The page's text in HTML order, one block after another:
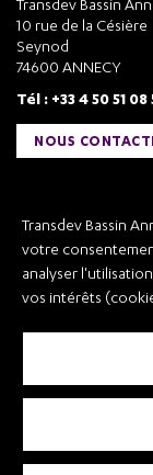
Transdev Bassin
votre
analyser
vos intérêts
Transdev Bassin
10 rue de la Césière
Seynod
74600 ANNECY
Tél : +33 4 50 51 08
NOUS
Transdev Bassin
Recrutement
Conditions